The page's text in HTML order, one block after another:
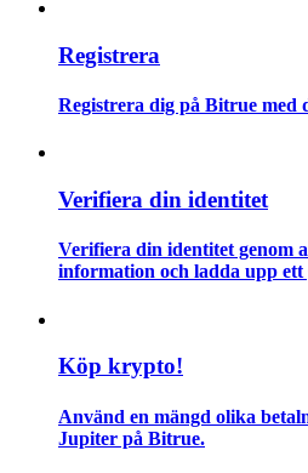
Handelsstrategier
Lär dig hur du håller dig lönsam
Registrera
Registrera dig på Bitrue med
Verifiera din identitet
Verifiera din identitet genom
information och ladda upp
Köp krypto!
Använd en mängd olika
Jupiter på Bitrue.